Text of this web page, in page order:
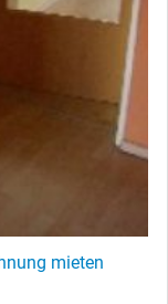
mieten